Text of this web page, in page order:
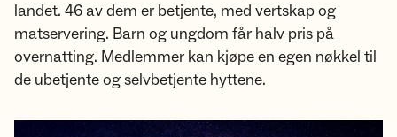
landet. 46 av dem er betjente, med vertskap og
matservering. Barn og ungdom får halv pris på
overnatting. Medlemmer kan kjøpe en egen nøkkel til
de ubetjente og selvbetjente hyttene.